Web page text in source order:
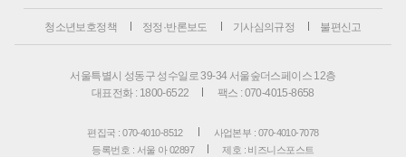
청소년보호정책 정정·반론보도 기사심의규정 불편신고
서울특별시 성동구 성수일로 39-34 서울숲더스페이스 12층
대표전화 : 1800-6522
팩스 : 070-4015-8658
편집국 : 070-4010-8512
사업본부 : 070-4010-7078
등록번호 : 서울 아 02897
제호 : 비즈니스포스트